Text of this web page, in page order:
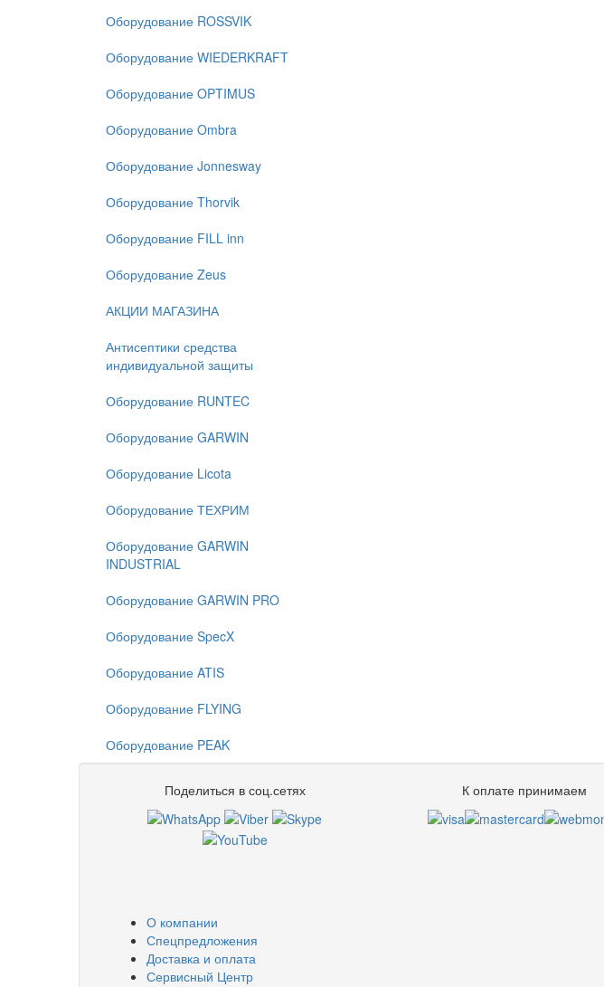
Оборудование ROSSVIK
Оборудование WIEDERKRAFT
Оборудование OPTIMUS
Оборудование Ombra
Оборудование Jonnesway
Оборудование Thorvik
Оборудование FILL inn
Оборудование Zeus
АКЦИИ МАГАЗИНА
Антисептики средства
индивидуальной защиты
Оборудование RUNTEC
Оборудование GARWIN
Оборудование Licota
Оборудование ТЕХРИМ
Оборудование GARWIN
INDUSTRIAL
Оборудование GARWIN PRO
Оборудование SpecX
Оборудование ATIS
Оборудование FLYING
Оборудование PEAK
Поделиться в соц.сетях К оплате принимаем
О компании
Спецпредложения
Доставка и оплата
Сервисный Центр